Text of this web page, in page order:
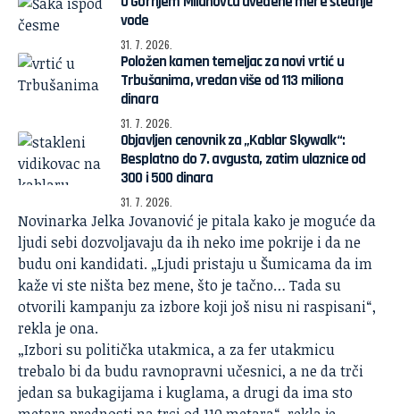
vode
31. 7. 2026.
Položen kamen temeljac za novi vrtić u
Trbušanima, vredan više od 113 miliona
dinara
31. 7. 2026.
Objavljen cenovnik za „Kablar Skywalk“:
Besplatno do 7. avgusta, zatim ulaznice od
300 i 500 dinara
31. 7. 2026.
Novinarka Jelka Jovanović je pitala kako je moguće da
ljudi sebi dozvoljavaju da ih neko ime pokrije i da ne
budu oni kandidati. „Ljudi pristaju u Šumicama da im
kaže vi ste ništa bez mene, što je tačno… Tada su
otvorili kampanju za izbore koji još nisu ni raspisani“,
rekla je ona.
„Izbori su politička utakmica, a za fer utakmicu
trebalo bi da budu ravnopravni učesnici, a ne da trči
jedan sa bukagijama i kuglama, a drugi da ima sto